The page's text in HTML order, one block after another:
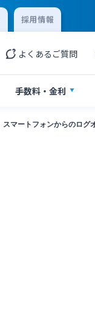
採用情報
よくあるご質問
手数料・金利
スマートフォンからのログ